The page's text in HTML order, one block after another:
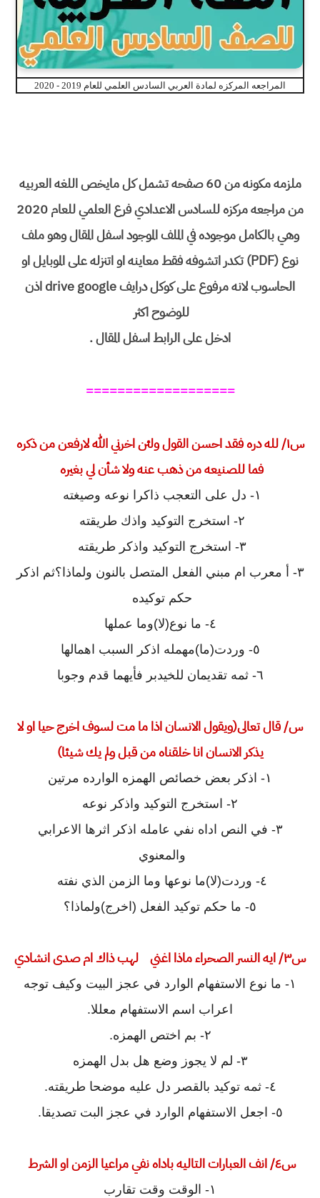
المراجعه المركزه لمادة العربي السادس العلمي للعام 2019 - 2020
ملزمه مكونه من 60
صفحه تشمل كل مايخص اللغه العربيه
من مراجعه مركزه للسادس الاعدادي فرع العلمي للعام 2020
وهي بالكامل موجوده في الملف الموجود اسفل المقال وهو ملف
نوع (PDF) تكدر اتشوفه فقط معاينه او اتنزله على الموبايل او
الحاسوب لانه مرفوع على كوكل درايف drive google اذن
للوضوح اكثر
ادخل على الرابط اسفل المقال .
===================
س١/ لله دره فقد احسن القول ولئن اخرني الله لارفعن من ذكره
فما للصنيعه من ذهب عنه ولا شأن لي بغيره
١- دل على التعجب ذاكرا نوعه وصيغته
٢- استخرج التوكيد واذك طريقته
٣- استخرج التوكيد واذكر طريقته
٣- أ معرب ام مبني الفعل المتصل بالنون ولماذا؟ثم اذكر
حكم توكيده
٤- ما نوع(لا)وما عملها
٥- وردت(ما)مهمله اذكر السبب اهمالها
٦- ثمه تقديمان للخيدبر فأيهما قدم وجوبا
س/ قال تعالى(ويقول الانسان اذا ما مت لسوف اخرج حيا او لا
يذكر الانسان انا خلقناه من قبل ولم يك شيئا)
١- اذكر بعض خصائص الهمزه الوارده مرتين
٢- استخرج التوكيد واذكر نوعه
٣- في النص اداه نفي عامله اذكر اثرها الاعرابي
والمعنوي
٤- وردت(لا)ما نوعها وما الزمن الذي نفته
٥- ما حكم توكيد الفعل (اخرج)ولماذا؟
س٣/ ايه النسر الصحراء ماذا اغني لهب ذاك ام صدى انشادي
١- ما نوع الاستفهام الوارد في عجز البيت وكيف توجه
اعراب اسم الاستفهام معللا.
٢- بم اختص الهمزه.
٣- لم لا يجوز وضع هل بدل الهمزه
٤- ثمه توكيد بالقصر دل عليه موضحا طريقته.
٥- اجعل الاستفهام الوارد في عجز البت تصديقا.
س٤/ انف العبارات التاليه باداه نفي مراعيا الزمن او الشرط
١- الوقت وقت تقارب